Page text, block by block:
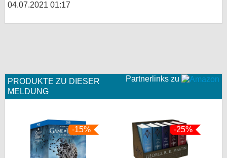
04.07.2021 01:17
Partnerlinks zu
PRODUKTE ZU DIESER
MELDUNG
-15% -25%